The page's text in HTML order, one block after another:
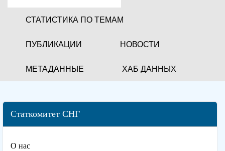
СТАТИСТИКА ПО ТЕМАМ
ПУБЛИКАЦИИ НОВОСТИ
МЕТАДАННЫЕ ХАБ ДАННЫХ
Статкомитет СНГ
О нас